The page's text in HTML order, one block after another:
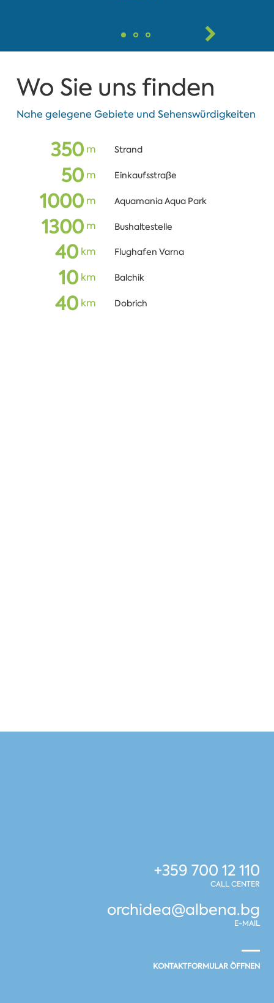
Wo Sie uns finden
Nahe gelegene Gebiete und Sehenswürdigkeiten
350m Strand
50m Einkaufsstraße
1000m Aquamania Aqua Park
1300m Bushaltestelle
40km Flughafen Varna
10km Balchik
40km Dobrich
+359 700 12 110
CALL CENTER
orchidea@albena.bg
E-MAIL
KONTAKTFORMULAR ÖFFNEN